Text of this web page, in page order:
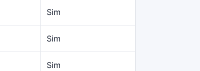
Sim
Sim
Sim